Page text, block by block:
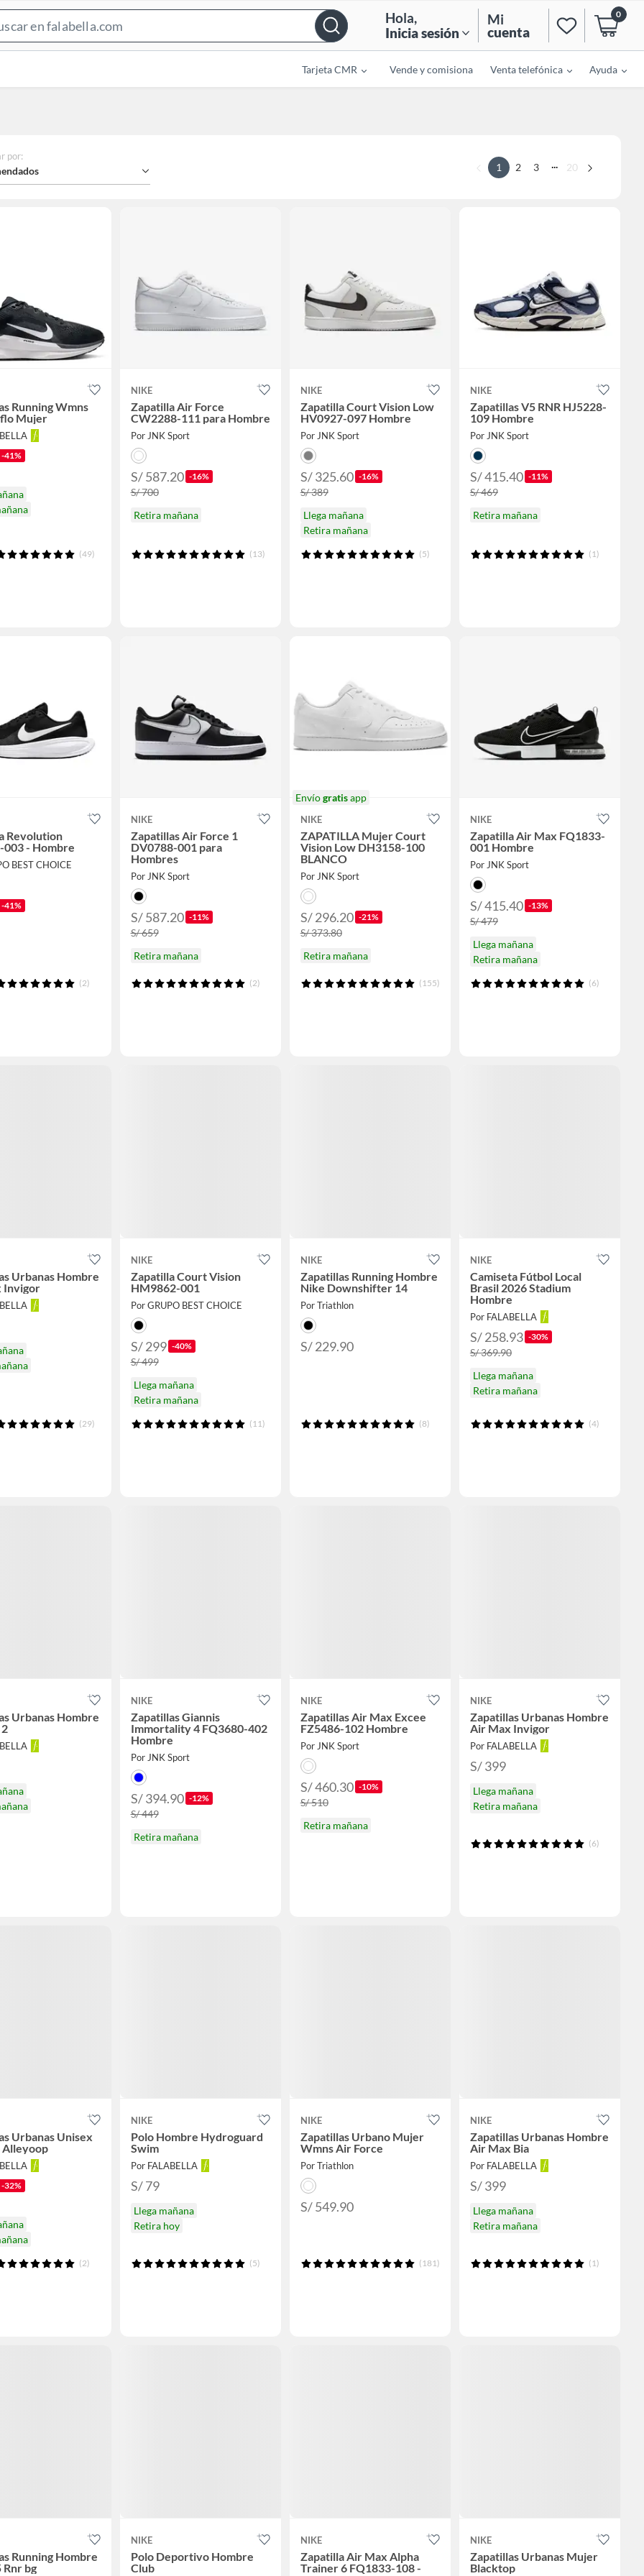
Bar
Hola,
Inicia sesión
Mi
cuenta
0
Tarjeta CMR Vende y comisiona Venta telefónica Ayuda
por:
1 2 3 ... 20
Running Wmns
Mujer
-41%
(49)
NIKE
Zapatilla Air Force
CW2288-111 para Hombre
Por JNK Sport
S/ 587.20 -16%
S/ 700
Retira mañana
(13)
NIKE
Zapatilla Court Vision Low
HV0927-097 Hombre
Por JNK Sport
S/ 325.60 -16%
S/ 389
Llega mañana
Retira mañana
(5)
NIKE
Zapatillas V5 RNR HJ5228-
109 Hombre
Por JNK Sport
S/ 415.40 -11%
S/ 469
Retira mañana
(1)
Revolution
003 - Hombre
BEST CHOICE
-41%
(2)
NIKE
Zapatillas Air Force 1
DV0788-001 para
Hombres
Por JNK Sport
S/ 587.20 -11%
S/ 659
Retira mañana
(2)
Envíogratisapp
NIKE
ZAPATILLA Mujer Court
Vision Low DH3158-100
BLANCO
Por JNK Sport
S/ 296.20 -21%
S/ 373.80
Retira mañana
(155)
NIKE
Zapatilla Air Max FQ1833-
001 Hombre
Por JNK Sport
S/ 415.40 -13%
S/ 479
Llega mañana
Retira mañana
(6)
Urbanas Hombre
Invigor
(29)
NIKE
Zapatilla Court Vision
HM9862-001
Por GRUPO BEST CHOICE
S/ 299 -40%
S/ 499
Llega mañana
Retira mañana
(11)
NIKE
Zapatillas Running Hombre
Nike Downshifter 14
Por Triathlon
S/ 229.90
(8)
NIKE
Camiseta Fútbol Local
Brasil 2026 Stadium
Hombre
Por FALABELLA
S/ 258.93 -30%
S/ 369.90
Llega mañana
Retira mañana
(4)
Urbanas Hombre
NIKE
Zapatillas Giannis
Immortality 4 FQ3680-402
Hombre
Por JNK Sport
S/ 394.90 -12%
S/ 449
Retira mañana
NIKE
Zapatillas Air Max Excee
FZ5486-102 Hombre
Por JNK Sport
S/ 460.30 -10%
S/ 510
Retira mañana
NIKE
Zapatillas Urbanas Hombre
Air Max Invigor
Por FALABELLA
S/ 399
Llega mañana
Retira mañana
(6)
Urbanas Unisex
Alleyoop
-32%
(2)
NIKE
Polo Hombre Hydroguard
Swim
Por FALABELLA
S/ 79
Llega mañana
Retira hoy
(5)
NIKE
Zapatillas Urbano Mujer
Wmns Air Force
Por Triathlon
S/ 549.90
(181)
NIKE
Zapatillas Urbanas Hombre
Air Max Bia
Por FALABELLA
S/ 399
Llega mañana
Retira mañana
(1)
Running Hombre
Rnr bg
NIKE
Polo Deportivo Hombre
Club
NIKE
Zapatilla Air Max Alpha
Trainer 6 FQ1833-108 -
NIKE
Zapatillas Urbanas Mujer
Blacktop